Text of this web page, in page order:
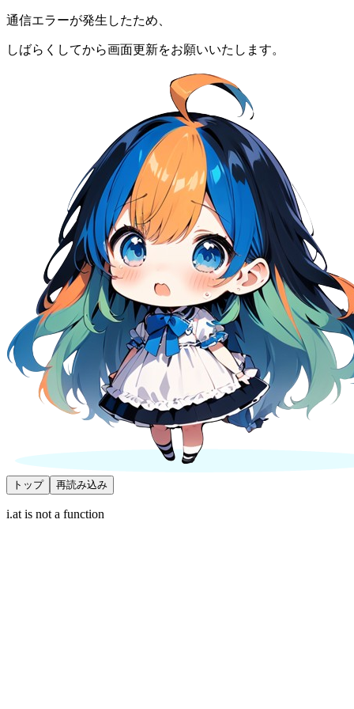
通信エラーが発生したため、
しばらくしてから画面更新をお願いいたします。
トップ 再読み込み
i.at is not a function